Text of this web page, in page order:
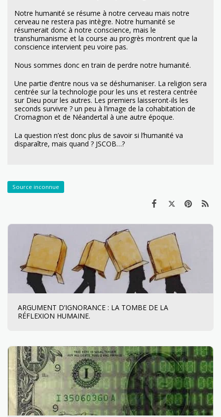
Notre humanité se résume à notre cerveau mais notre
cerveau ne restera pas intègre. Notre humanité se
résumerait donc à notre conscience, mais le
transhumanisme et la course au progrès montrent que la
conscience intervient peu voire pas.
Nous sommes donc en train de perdre notre humanité.
Une partie d’entre nous va se déshumaniser. La religion sera
centrée sur la technologie pour les uns et restera centrée
sur Dieu pour les autres. Les premiers laisseront-ils les
seconds survivre ? un peu à l’image de la cohabitation de
Cromagnon et de Néandertal à une autre époque.
La question n’est donc plus de savoir si l’humanité va
disparaître, mais quand ? JSCOB…?
Source inconnue
ARGUMENT D’IGNORANCE : LA TOMBE DE LA
RÉFLEXION HUMAINE.